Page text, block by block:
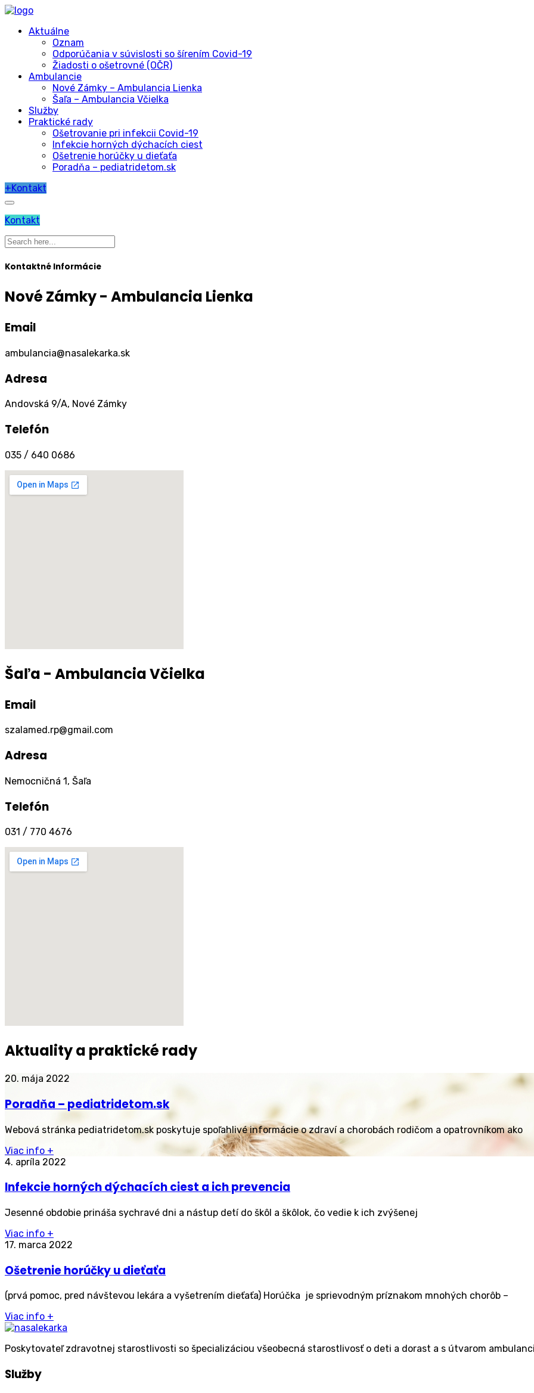
Aktuálne
Oznam
Odporúčania v súvislosti so šírením Covid-19
Žiadosti o ošetrovné (OČR)
Ambulancie
Nové Zámky – Ambulancia Lienka
Šaľa – Ambulancia Včielka
Služby
Praktické rady
Ošetrovanie pri infekcii Covid-19
Infekcie horných dýchacích ciest
Ošetrenie horúčky u dieťaťa
Poradňa – pediatridetom.sk
+Kontakt
Kontakt
Kontaktné Informácie
Nové Zámky - Ambulancia Lienka
Email
ambulancia@nasalekarka.sk
Adresa
Andovská 9/A, Nové Zámky
Telefón
035 / 640 0686
Šaľa - Ambulancia Včielka
Email
szalamed.rp@gmail.com
Adresa
Nemocničná 1, Šaľa
Telefón
031 / 770 4676
Aktuality a praktické rady
20. mája 2022
Poradňa – pediatridetom.sk
Webová stránka pediatridetom.sk poskytuje spoľahlivé informácie o zdraví a chorobách rodičom a opatrovníkom ako
Viac info +
4. apríla 2022
Infekcie horných dýchacích ciest a ich prevencia
Jesenné obdobie prináša sychravé dni a nástup detí do škôl a škôlok, čo vedie k ich zvýšenej
Viac info +
17. marca 2022
Ošetrenie horúčky u dieťaťa
(prvá pomoc, pred návštevou lekára a vyšetrením dieťaťa) Horúčka je sprievodným príznakom mnohých chorôb –
Viac info +
Poskytovateľ zdravotnej starostlivosti so špecializáciou všeobecná starostlivosť o deti a dorast a s útvarom
Služby